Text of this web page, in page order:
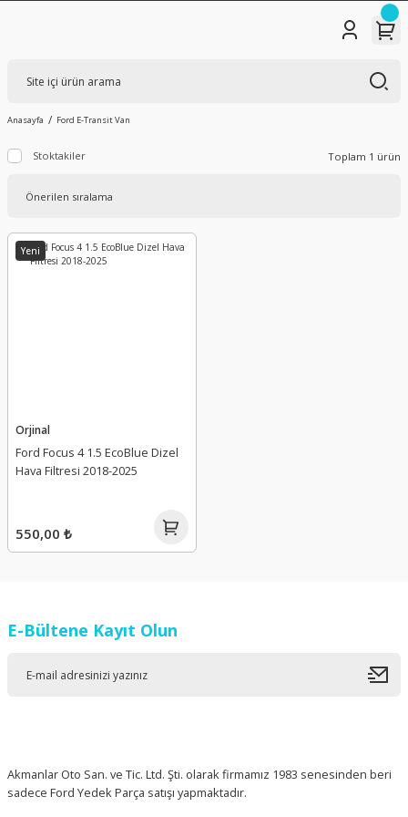
Anasayfa Ford E-Transit Van
Stoktakiler Toplam 1 ürün
Yeni
Orjinal
Ford Focus 4 1.5 EcoBlue Dizel
Hava Filtresi 2018-2025
550,00 ₺
E-Bültene Kayıt Olun
Akmanlar Oto San. ve Tic. Ltd. Şti. olarak firmamız 1983 senesinden beri
sadece Ford Yedek Parça satışı yapmaktadır.